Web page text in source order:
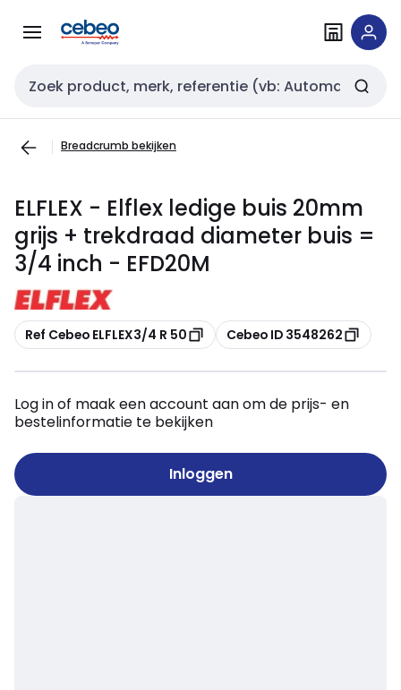
naar
naar
Zoekveld invoer
Breadcrumb bekijken
ELFLEX - Elflex ledige buis 20mm
grijs + trekdraad diameter buis =
3/4 inch - EFD20M
Kopiëren
Ref Cebeo ELFLEX3/4 R 50 Kopiëren
Cebeo ID 3548262
Log in of maak een account aan om de prijs- en
bestelinformatie te bekijken
Inloggen